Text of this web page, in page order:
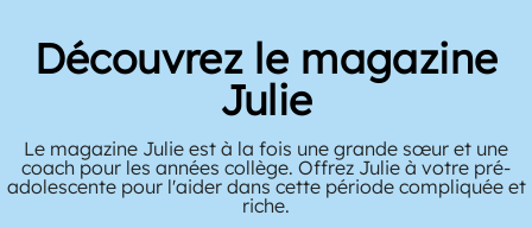
Découvrez le magazine
Julie
Le magazine Julie est à la fois une grande sœur et une
coach pour les années collège. Offrez Julie à votre pré-
adolescente pour l'aider dans cette période compliquée et
riche.